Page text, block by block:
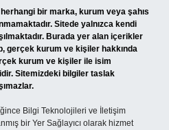
bir marka, kurum veya şahıs
Sitede yalnızca kendi
Burada yer alan içerikler
gerçek kurum ve kişiler hakkında
kurum ve kişiler ile isim
Sitemizdeki bilgiler taslak
Bilgi Teknolojileri ve İletişim
bir Yer Sağlayıcı olarak hizmet